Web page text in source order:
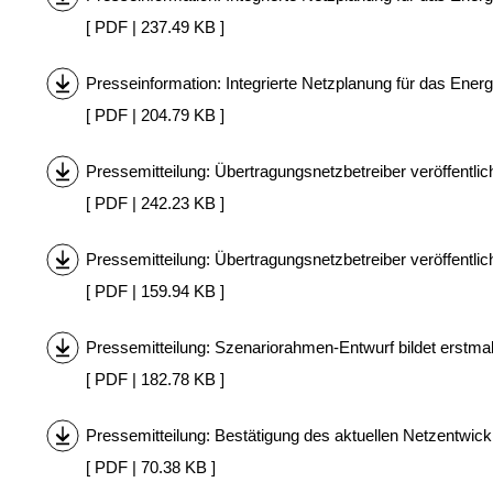
[ PDF | 237.49 KB ]
Presseinformation: Integrierte Netzplanung für das
[ PDF | 204.79 KB ]
Pressemitteilung: Übertragungsnetzbetreiber
[ PDF | 242.23 KB ]
Pressemitteilung: Übertragungsnetzbetreiber
[ PDF | 159.94 KB ]
Pressemitteilung: Szenariorahmen-Entwurf bildet
[ PDF | 182.78 KB ]
Pressemitteilung: Bestätigung des aktuellen
[ PDF | 70.38 KB ]